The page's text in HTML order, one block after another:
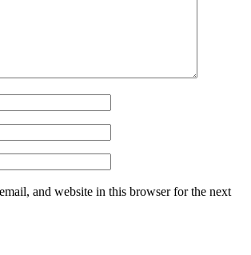
and website in this browser for the next